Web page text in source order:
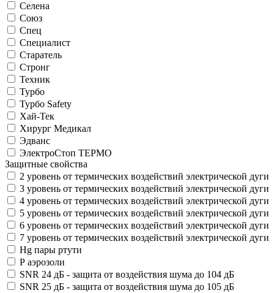
Селена
Союз
Спец
Специалист
Старатель
Стронг
Техник
Турбо
Турбо Safety
Хай-Тек
Хирург Медикал
Эдванс
ЭлектроСтоп ТЕРМО
Защитные свойства
2 уровень от термических воздействий электрической дуги
3 уровень от термических воздействий электрической дуги
4 уровень от термических воздействий электрической дуги
5 уровень от термических воздействий электрической дуги
6 уровень от термических воздействий электрической дуги
7 уровень от термических воздействий электрической дуги
Hg пары ртути
P аэрозоли
SNR 24 дБ - защита от воздействия шума до 104 дБ
SNR 25 дБ - защита от воздействия шума до 105 дБ